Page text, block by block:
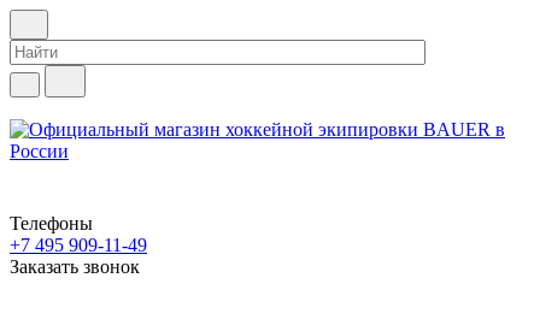
Телефоны
+7 495 909-11-49
Заказать звонок